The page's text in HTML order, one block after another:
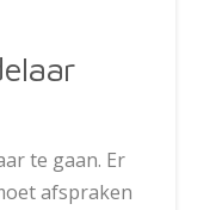
te gaan. Er
afspraken